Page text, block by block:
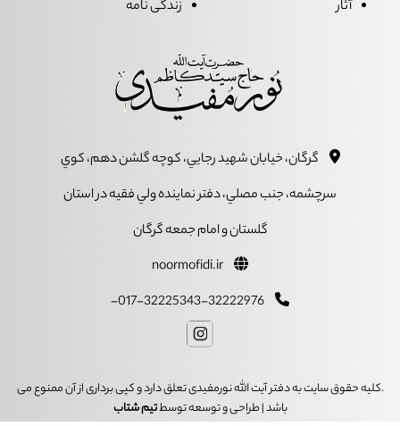
آثار
زندگی نامه
گرگان، خيابان شهيد رجايي، کوچه گلشن دهم، کوي
سرچشمه، جنب مصلي، دفتر نماينده ولي فقيه در استان
گلستان و امام جمعه گرگان
.کلیه حقوق سایت به دفتر آیت الله نورمفیدی تعلق دارد و کپی برداری از آن ممنوع می
باشد | طراحی و توسعه توسطتیم شتاب